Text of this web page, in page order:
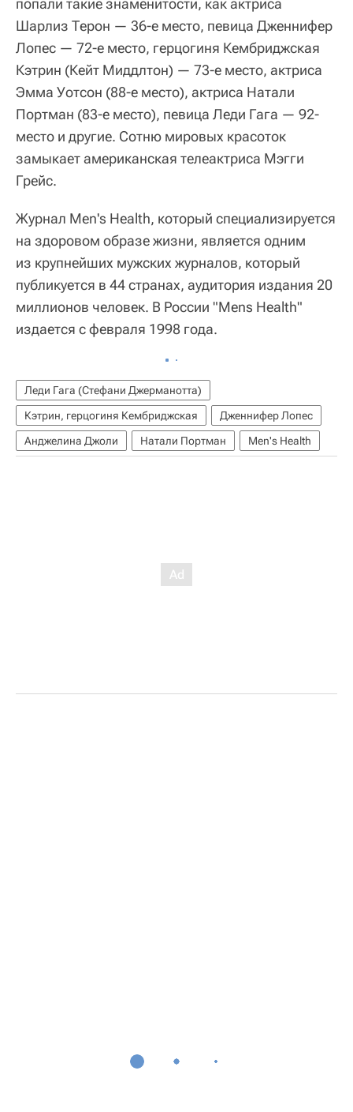
попали такие знаменитости, как актриса
Шарлиз Терон — 36-е место, певица Дженнифер
Лопес — 72-е место, герцогиня Кембриджская
Кэтрин (Кейт Миддлтон) — 73-е место, актриса
Эмма Уотсон (88-е место), актриса Натали
Портман (83-е место), певица Леди Гага — 92-
место и другие. Сотню мировых красоток
замыкает американская телеактриса Мэгги
Грейс.
Журнал Men's Health, который специализируется
на здоровом образе жизни, является одним
из крупнейших мужских журналов, который
публикуется в 44 странах, аудитория издания 20
миллионов человек. В России "Mens Health"
издается с февраля 1998 года.
Леди Гага (Стефани Джерманотта)
Кэтрин, герцогиня Кембриджская
Дженнифер Лопес
Анджелина Джоли
Натали Портман Men's Health